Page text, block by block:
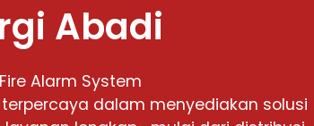
Abadi
Alarm System
dalam menyediakan solusi